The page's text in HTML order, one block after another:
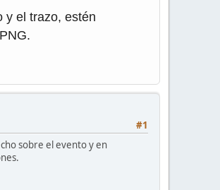
y el trazo, estén
#1
sobre el evento y en